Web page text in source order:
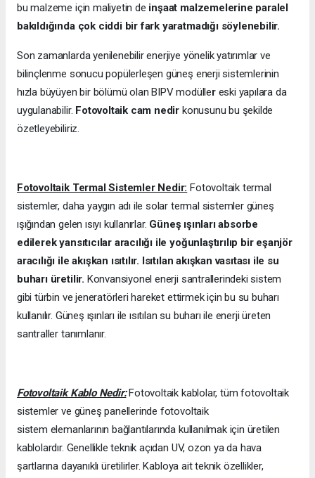
bu malzeme için maliyetin de inşaat malzemelerine paralel
bakıldığında çok ciddi bir fark yaratmadığı söylenebilir.
Son zamanlarda yenilenebilir enerjiye yönelik yatırımlar ve
bilinçlenme sonucu popülerleşen güneş enerji sistemlerinin
hızla büyüyen bir bölümü olan BIPV modüller eski yapılara da
uygulanabilir. Fotovoltaik cam nedir konusunu bu şekilde
özetleyebiliriz.
Fotovoltaik Termal Sistemler Nedir: Fotovoltaik termal
sistemler, daha yaygın adı ile solar termal sistemler güneş
ışığından gelen ısıyı kullanırlar. Güneş ışınları absorbe
edilerek yansıtıcılar aracılığı ile yoğunlaştırılıp bir eşanjör
aracılığı ile akışkan ısıtılır. Isıtılan akışkan vasıtası ile su
buharı üretilir. Konvansiyonel enerji santrallerindeki sistem
gibi türbin ve jeneratörleri hareket ettirmek için bu su buharı
kullanılır. Güneş ışınları ile ısıtılan su buharı ile enerji üreten
santraller tanımlanır.
Fotovoltaik Kablo Nedir:Fotovoltaik kablolar, tüm fotovoltaik
sistemler ve güneş panellerinde fotovoltaik
sistem elemanlarının bağlantılarında kullanılmak için üretilen
kablolardır. Genellikle teknik açıdan UV, ozon ya da hava
şartlarına dayanıklı üretilirler. Kabloya ait teknik özellikler,